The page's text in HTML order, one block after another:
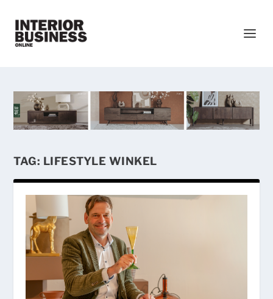
TAG: LIFESTYLE WINKEL